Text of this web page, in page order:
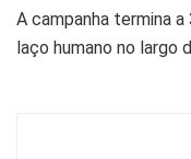
A campanha termina
laço humano no largo